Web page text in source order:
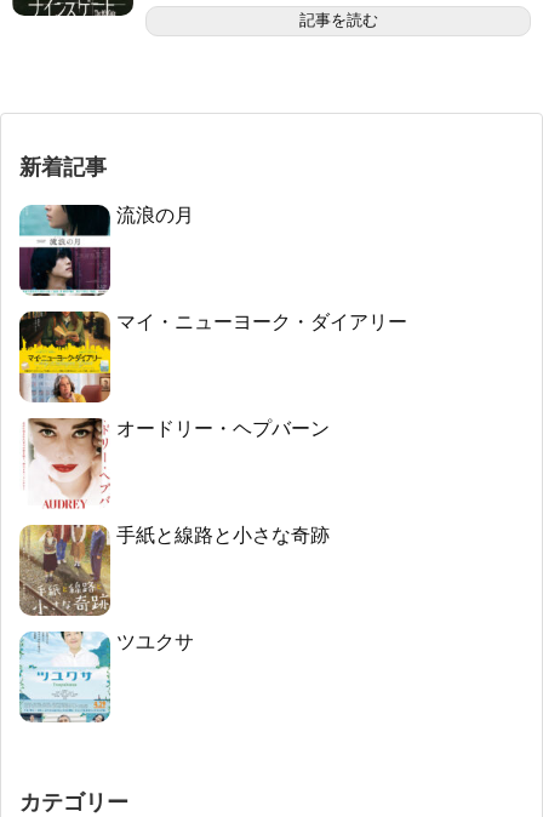
記事を読む
新着記事
流浪の月
マイ・ニューヨーク・ダイアリー
オードリー・ヘプバーン
手紙と線路と小さな奇跡
ツユクサ
カテゴリー